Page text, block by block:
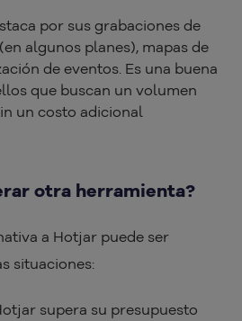
por sus grabaciones de
algunos planes), mapas de
de eventos. Es una buena
que buscan un volumen
un costo adicional
otra herramienta?
a Hotjar puede ser
situaciones:
supera su presupuesto